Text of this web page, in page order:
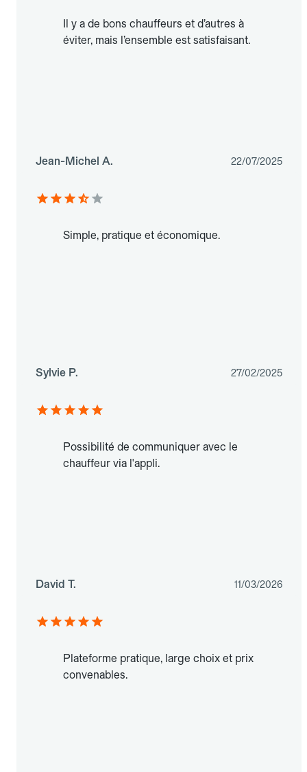
Il y a de bons chauffeurs et d’autres à
éviter, mais l’ensemble est satisfaisant.
Jean-Michel A. 22/07/2025
Simple, pratique et économique.
Sylvie P. 27/02/2025
Possibilité de communiquer avec le
chauffeur via l'appli.
David T. 11/03/2026
Plateforme pratique, large choix et prix
convenables.